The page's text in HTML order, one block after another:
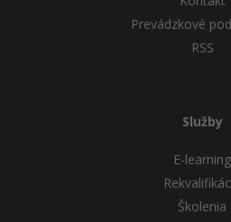
Prevádzkové
RSS
Služby
E-learning
Školenia